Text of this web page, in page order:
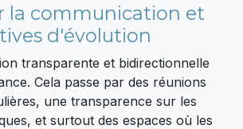
la communication et
d'évolution
transparente et bidirectionnelle
Cela passe par des réunions
une transparence sur les
et surtout des espaces où les